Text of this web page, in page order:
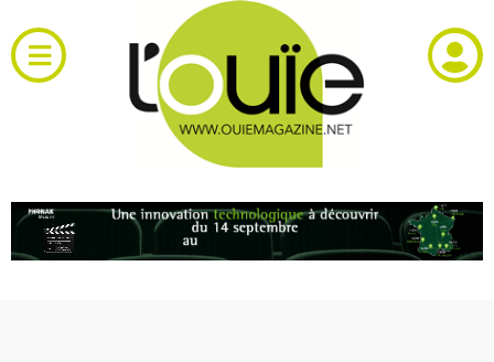
au
contenu
Toggle
Navigation
RH et emploi